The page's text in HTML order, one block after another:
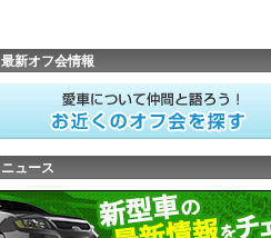
最新オフ会情報
ニュース